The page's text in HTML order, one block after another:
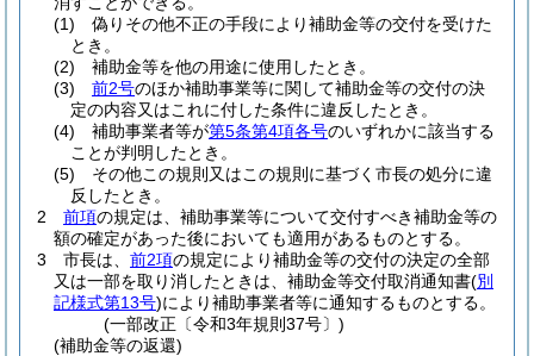
(1)
偽りその他不正の手段により補助金等の交付を受けた
とき。
(2)
補助金等を他の用途に使用したとき。
(3)
前2号のほか補助事業等に関して補助金等の交付の決
定の内容又はこれに付した条件に違反したとき。
(4)
補助事業者等が第5条第4項各号のいずれかに該当する
ことが判明したとき。
(5)
その他この規則又はこの規則に基づく市長の処分に違
反したとき。
2
前項の規定は、補助事業等について交付すべき補助金等の
額の確定があった後においても適用があるものとする。
3
市長は、 前2項の規定により補助金等の交付の決定の全部
又は一部を取り消したときは、補助金等交付取消通知書(別
記様式第13号)により補助事業者等に通知するものとする。
(一部改正〔令和3年規則37号〕)
(補助金等の返還)